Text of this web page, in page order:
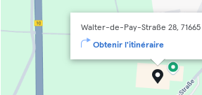
Walter-de-Pay-Straße 28,
Obtenir l'itinéraire